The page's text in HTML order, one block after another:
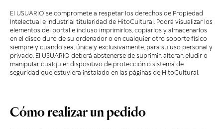
El USUARIO se compromete a respetar los derechos de Propiedad
Intelectual e Industrial titularidad de HitoCultural. Podrá visualizar los
elementos del portal e incluso imprimirlos, copiarlos y almacenarlos
en el disco duro de su ordenador o en cualquier otro soporte físico
siempre y cuando sea, única y exclusivamente, para su uso personal y
privado. El USUARIO deberá abstenerse de suprimir, alterar, eludir o
manipular cualquier dispositivo de protección o sistema de
seguridad que estuviera instalado en las páginas de HitoCultural.
Cómo realizar un pedido